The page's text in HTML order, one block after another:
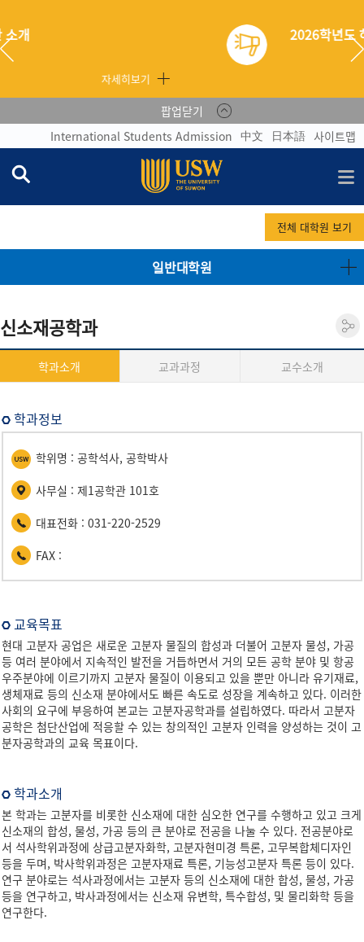
2026학년
팝업닫기
International Students Admission 中文 日本語 사이트맵
전체 대학원 보기
일반대학원
신소재공학과
학과소개 교과과정 교수소개
학과정보
학위명 : 공학석사, 공학박사
사무실 : 제1공학관 101호
대표전화 : 031-220-2529
FAX :
교육목표
현대 고분자 공업은 새로운 고분자 물질의 합성과 더불어 고분자 물성, 가공
등 여러 분야에서 지속적인 발전을 거듭하면서 거의 모든 공학 분야 및 항공
우주분야에 이르기까지 고분자 물질이 이용되고 있을 뿐만 아니라 유기재료,
생체재료 등의 신소재 분야에서도 빠른 속도로 성장을 계속하고 있다. 이러한
사회의 요구에 부응하여 본교는 고분자공학과를 설립하였다. 따라서 고분자
공학은 첨단산업에 적응할 수 있는 창의적인 고분자 인력을 양성하는 것이 고
분자공학과의 교육 목표이다.
학과소개
본 학과는 고분자를 비롯한 신소재에 대한 심오한 연구를 수행하고 있고 크게
신소재의 합성, 물성, 가공 등의 큰 분야로 전공을 나눌 수 있다. 전공분야로
서 석사학위과정에 상급고분자화학, 고분자현미경 특론, 고무복합체디자인
등을 두며, 박사학위과정은 고분자재료 특론, 기능성고분자 특론 등이 있다.
연구 분야로는 석사과정에서는 고분자 등의 신소재에 대한 합성, 물성, 가공
등을 연구하고, 박사과정에서는 신소재 유변학, 특수합성, 및 물리화학 등을
연구한다.